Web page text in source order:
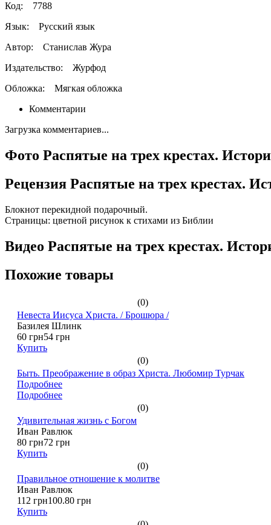
Код: 7788
Язык: Русский язык
Автор:
Станислав Жура
Издательство:
Журфод
Обложка: Мягкая обложка
Комментарии
Загрузка комментариев...
Фото Распятые на трех крестах.
Рецензия Распятые на трех крестах.
Блокнот перекидной подарочный.
Страницы: цветной рисунок к стихами из Библии
Видео Распятые на трех крестах.
Похожие товары
(0)
Невеста Иисуса Христа. / Брошюра /
Базилея Шлинк
60 грн54 грн
Купить
(0)
Быть. Преображение в образ Христа. Любомир Турчак
Подробнее
Подробнее
(0)
Удивительная жизнь с Богом
Иван Равлюк
80 грн72 грн
Купить
(0)
Правильное отношение к молитве
Иван Равлюк
112 грн100.80 грн
Купить